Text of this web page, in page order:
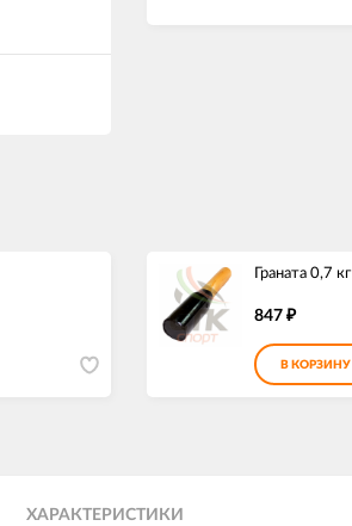
Граната 0,7 кг
847 ₽
В КОРЗИНУ
ХАРАКТЕРИСТИКИ